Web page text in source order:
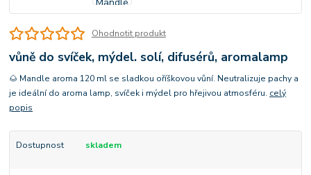
Ohodnotit produkt
vůně do svíček, mýdel. solí, difusérů, aromalamp
🌰 Mandle aroma 120 ml se sladkou oříškovou vůní. Neutralizuje pachy a
je ideální do aroma lamp, svíček i mýdel pro hřejivou atmosféru. celý
popis
Dostupnost skladem